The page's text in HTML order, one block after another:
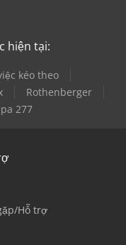
hiện tại:
kéo theo
Rothenberger
277
Hỗ trợ